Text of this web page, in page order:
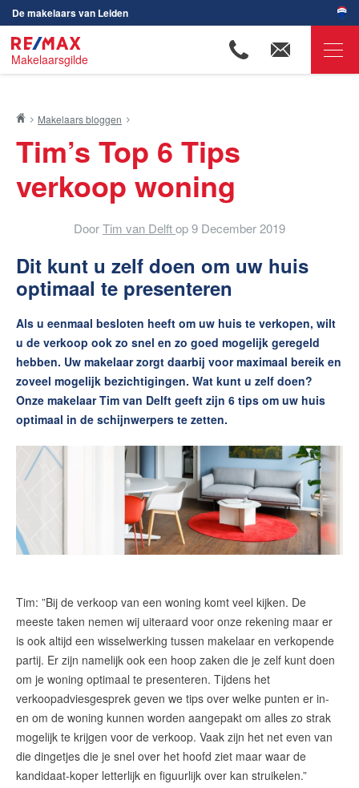
De makelaars van Leiden
Makelaarsgilde
Ons aanbod
Woningzoekers
Onze makelaars
Huis kopen
Huis verhuren
Huis huren
Onze diensten
Contact
Zelfstandig makelaar worden
Blog
Nieuwe kansen voor starters op
de Leidse woningmarkt
Lees de blog vanVincent de Vos
Maak een afspraak
RE/MAX Makelaarsgilde
makelaarsgilde@remax.nl
+31 71 516 23 70
English?
Makelaars bloggen
Tim’s Top 6 Tips
verkoop woning
DoorTim van Delftop9 December 2019
Dit kunt u zelf doen om uw huis
optimaal te presenteren
Als u eenmaal besloten heeft om uw huis te verkopen, wilt
u de verkoop ook zo snel en zo goed mogelijk geregeld
hebben. Uw makelaar zorgt daarbij voor maximaal bereik en
zoveel mogelijk bezichtigingen. Wat kunt u zelf doen?
Onze makelaar Tim van Delft geeft zijn 6 tips om uw huis
optimaal in de schijnwerpers te zetten.
Tim: ”Bij de verkoop van een woning komt veel kijken. De
meeste taken nemen wij uiteraard voor onze rekening maar er
is ook altijd een wisselwerking tussen makelaar en verkopende
partij. Er zijn namelijk ook een hoop zaken die je zelf kunt doen
om je woning optimaal te presenteren. Tijdens het
verkoopadviesgesprek geven we tips over welke punten er in-
en om de woning kunnen worden aangepakt om alles zo strak
mogelijk te krijgen voor de verkoop. Vaak zijn het net even van
die dingetjes die je snel over het hoofd ziet maar waar de
kandidaat-koper letterlijk en figuurlijk over kan struikelen.”